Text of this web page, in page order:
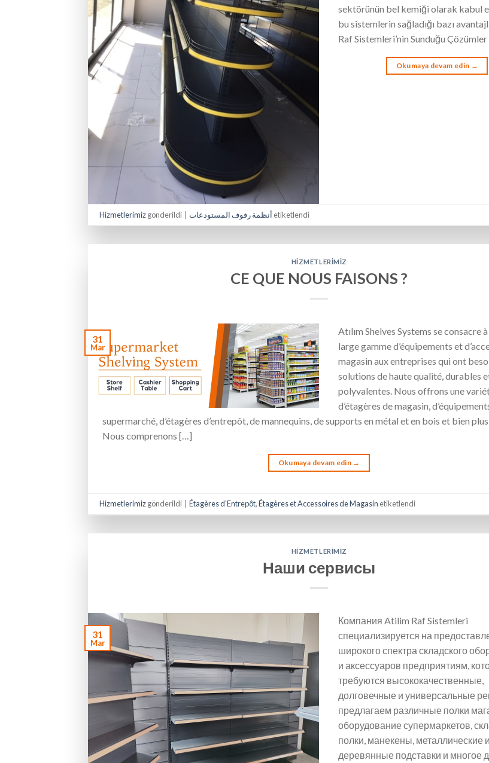
sektörünün bel kemiği olarak kabul
bu sistemlerin sağladığı bazı
Raf Sistemleri’nin Sunduğu
Okumaya devam edin →
Hizmetlerimizgönderildi أنظمة رفوف المستودعات etiketlendi
HIZMETLERIMIZ
CE QUE NOUS FAISONS ?
31
Mar
Atılım Shelves Systems se consacre
large gamme d’équipements et
magasin aux entreprises qui ont
solutions de haute qualité, durables
polyvalentes. Nous offrons une
d’étagères de magasin,
supermarché, d’étagères d’entrepôt, de mannequins, de supports en métal et en bois et bien
Nous comprenons […]
Okumaya devam edin →
Hizmetlerimizgönderildi Étagères d'Entrepôt,Étagères et Accessoires de Magasin etiketlendi
HIZMETLERIMIZ
Наши сервисы
31
Mar
Компания Atilim Raf Sistemleri
специализируется на
широкого спектра складского
и аксессуаров предприятиям,
требуются высококачественные,
долговечные и универсальные
предлагаем различные полки
оборудование супермаркетов,
полки, манекены, металлические и
деревянные подставки и многое